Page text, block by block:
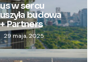
w sercu
budowa
Partners
29 maja, 2025